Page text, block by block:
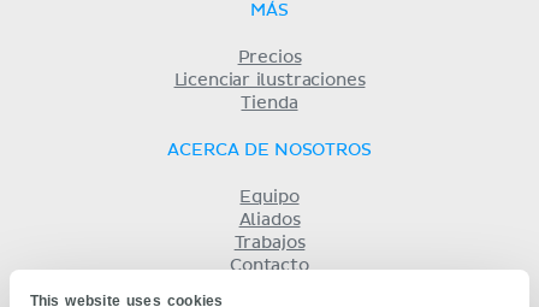
This website uses cookies
MÁS
Precios
Licenciar ilustraciones
Tienda
ACERCA DE NOSOTROS
Equipo
Aliados
Trabajos
Contacto